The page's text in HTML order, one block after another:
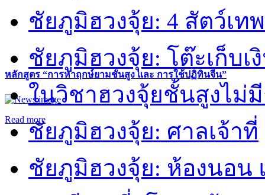
หลักสูตร “การหาฤกษ์ยามชั้นสูง และ การใช้ปฏิทินจีน”
Read more
ชัยภูมิฮวงจุ้ย: 4 สัตว์เทพ
ชัยภูมิฮวงจุ้ย: โต๊ะเก็บเ
ในวิชาฮวงจุ้ยชั้นสูงไม่
ชัยภูมิฮวงจุ้ย: ศาลเจ้าที่
ชัยภูมิฮวงจุ้ย: ห้องนอน